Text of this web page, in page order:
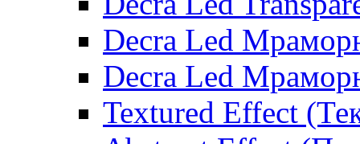
Decra Led
Decra Led
Textured Effect